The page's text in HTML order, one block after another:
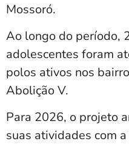
Mossoró.
Ao longo do período,
adolescentes foram
polos ativos nos
Abolição V.
Para 2026, o projeto
suas atividades com